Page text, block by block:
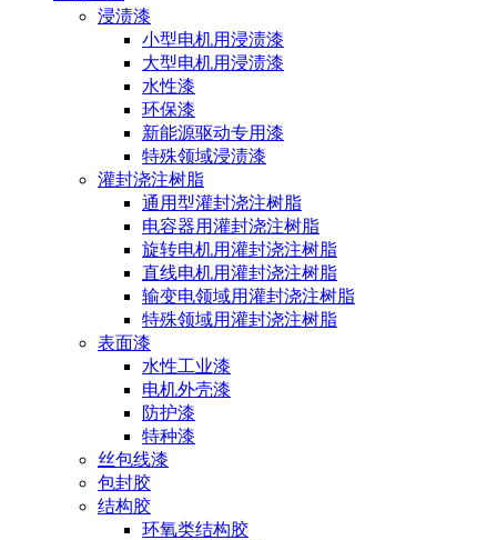
浸渍漆
小型电机用浸渍漆
大型电机用浸渍漆
水性漆
环保漆
新能源驱动专用漆
特殊领域浸渍漆
灌封浇注树脂
通用型灌封浇注树脂
电容器用灌封浇注树脂
旋转电机用灌封浇注树脂
直线电机用灌封浇注树脂
输变电领域用灌封浇注树脂
特殊领域用灌封浇注树脂
表面漆
水性工业漆
电机外壳漆
防护漆
特种漆
丝包线漆
包封胶
结构胶
环氧类结构胶